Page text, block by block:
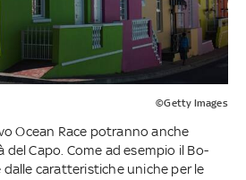
©Getty Images
Ocean Race potranno anche
Capo. Come ad esempio il Bo-
dalle caratteristiche uniche per le